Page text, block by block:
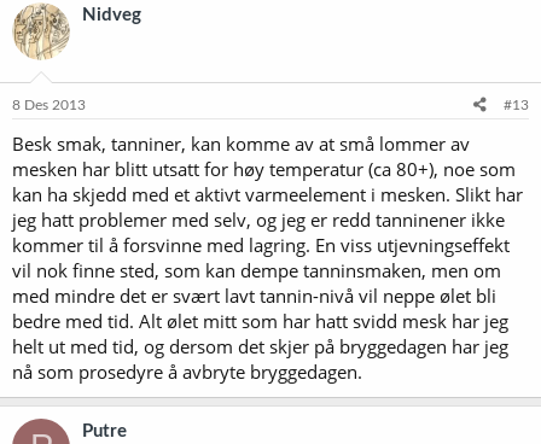
Nidveg
8 Des 2013 #13
Besk smak, tanniner, kan komme av at små lommer av
mesken har blitt utsatt for høy temperatur (ca 80+), noe som
kan ha skjedd med et aktivt varmeelement i mesken. Slikt har
jeg hatt problemer med selv, og jeg er redd tanninener ikke
kommer til å forsvinne med lagring. En viss utjevningseffekt
vil nok finne sted, som kan dempe tanninsmaken, men om
med mindre det er svært lavt tannin-nivå vil neppe ølet bli
bedre med tid. Alt ølet mitt som har hatt svidd mesk har jeg
helt ut med tid, og dersom det skjer på bryggedagen har jeg
nå som prosedyre å avbryte bryggedagen.
Putre